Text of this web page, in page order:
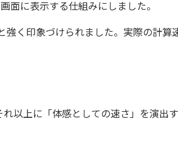
面に表示する仕組みにしました。
く印象づけられました。実際の計
以上に「体感としての速さ」を演出